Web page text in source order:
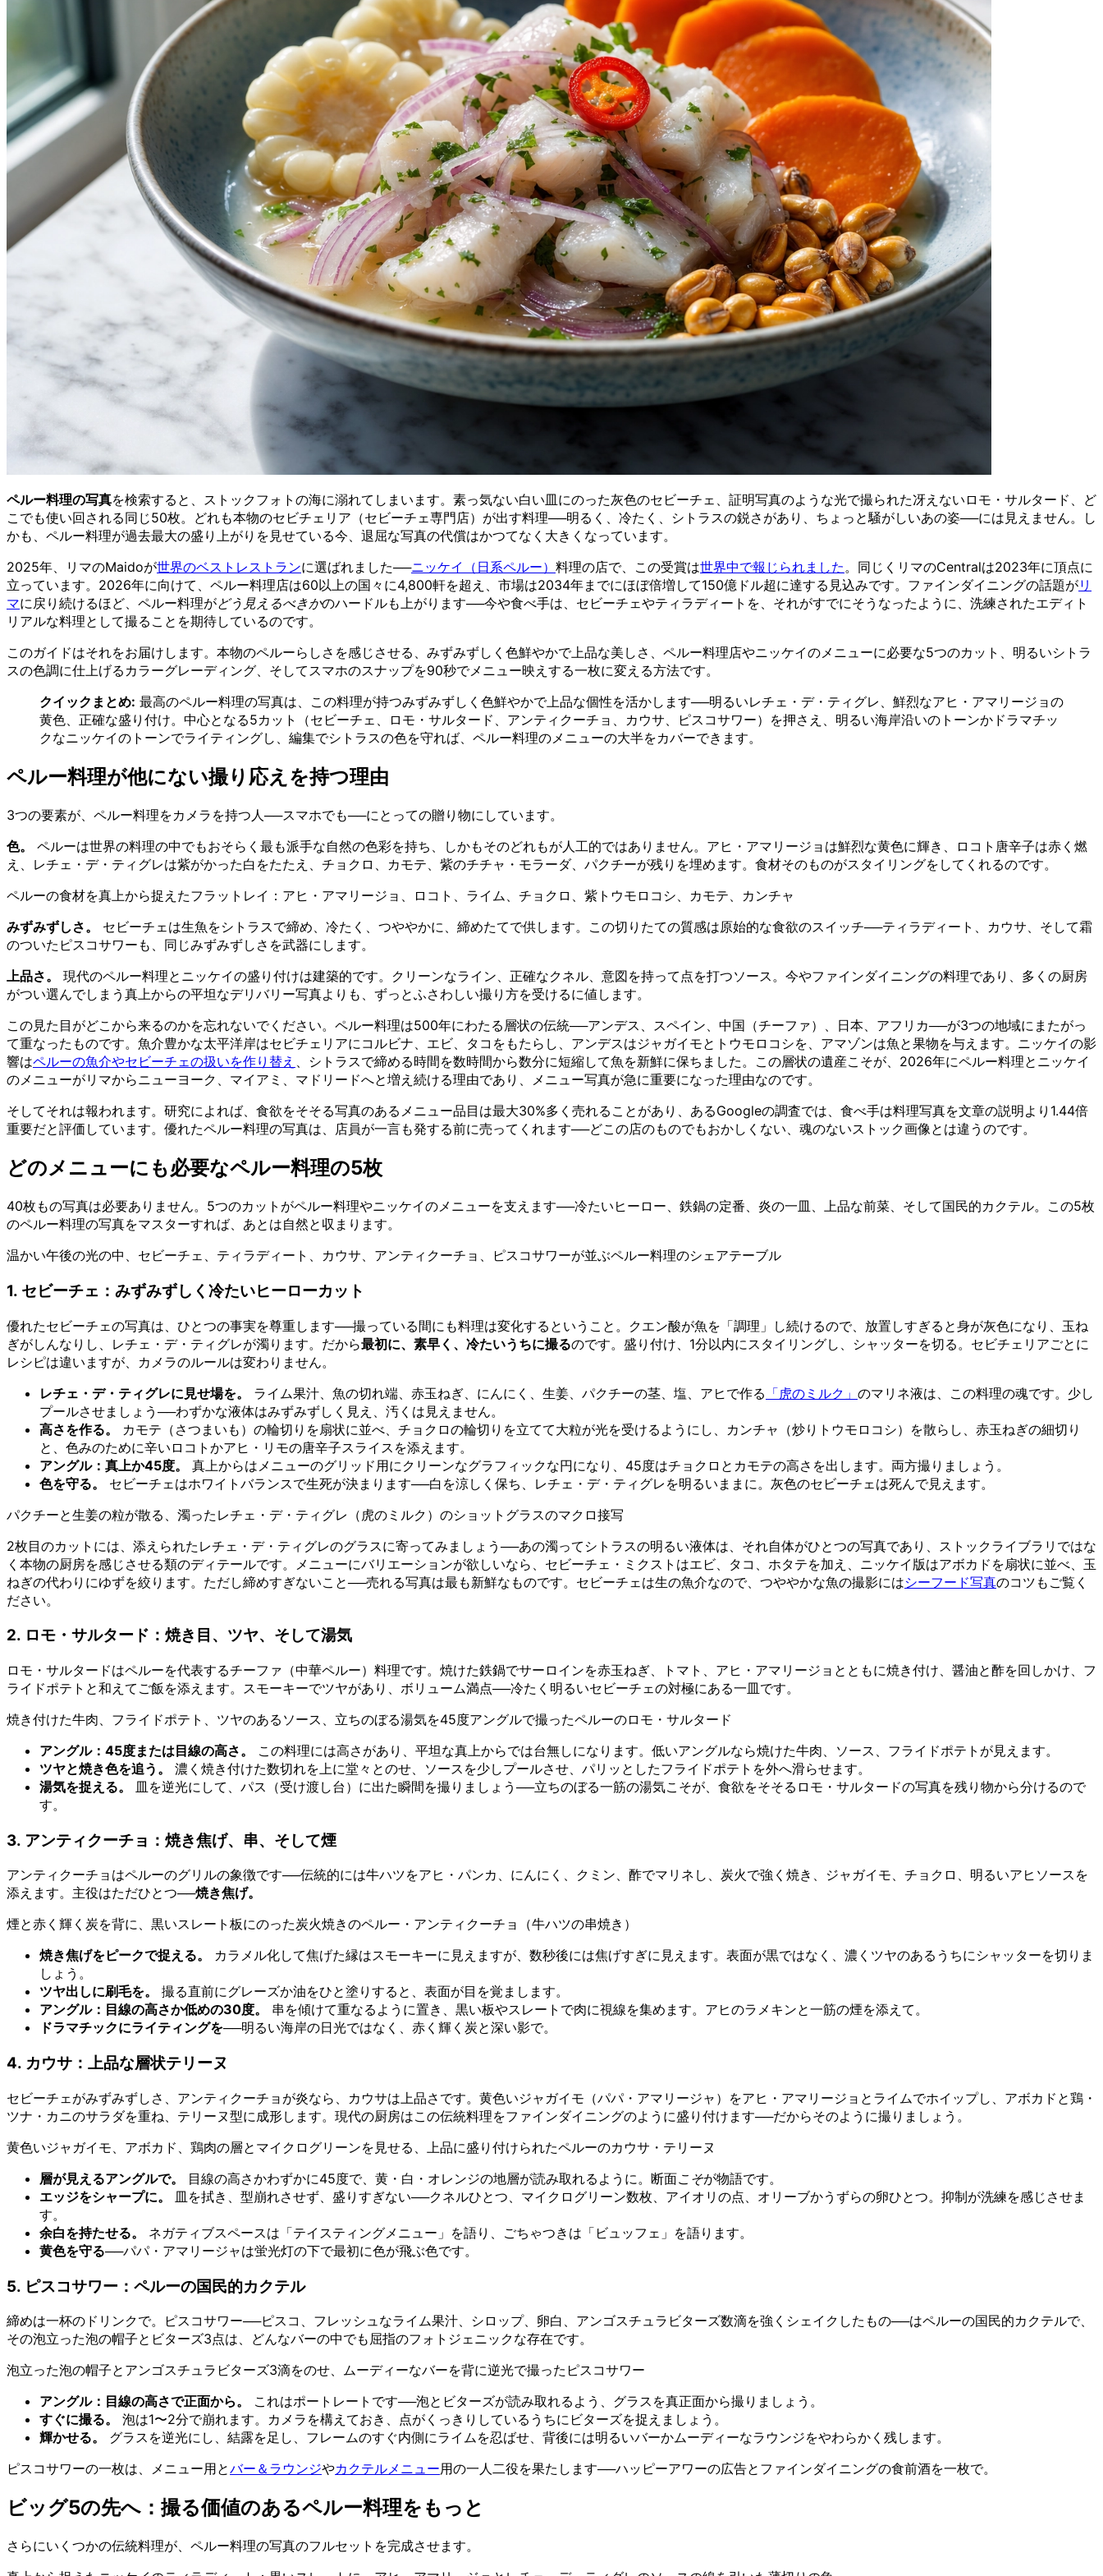
ペルー料理の写真を検索すると、ストックフォトの海に溺れてしまいます。素っ気ない白い皿にのった灰色のセビーチェ、証明写真のような光で撮られた冴えないロモ・サルタード、ど
こでも使い回される同じ50枚。どれも本物のセビチェリア（セビーチェ専門店）が出す料理──明るく、冷たく、シトラスの鋭さがあり、ちょっと騒がしいあの姿──には見えません。し
かも、ペルー料理が過去最大の盛り上がりを見せている今、退屈な写真の代償はかつてなく大きくなっています。
2025年、リマのMaidoが世界のベストレストランに選ばれました──ニッケイ（日系ペルー） 料理の店で、この受賞は世界中で報じられました。同じくリマのCentralは2023年に頂点に
立っています。2026年に向けて、ペルー料理店は60以上の国々に4,800軒を超え、市場は2034年までにほぼ倍増して150億ドル超に達する見込みです。ファインダイニングの話題がリ
マに戻り続けるほど、ペルー料理がどう見えるべきかのハードルも上がります──今や食べ手は、セビーチェやティラディートを、それがすでにそうなったように、洗練されたエディト
リアルな料理として撮ることを期待しているのです。
このガイドはそれをお届けします。本物のペルーらしさを感じさせる、みずみずしく色鮮やかで上品な美しさ、ペルー料理店やニッケイのメニューに必要な5つのカット、明るいシトラ
スの色調に仕上げるカラーグレーディング、そしてスマホのスナップを90秒でメニュー映えする一枚に変える方法です。
クイックまとめ: 最高のペルー料理の写真は、この料理が持つみずみずしく色鮮やかで上品な個性を活かします──明るいレチェ・デ・ティグレ、鮮烈なアヒ・アマリージョの
黄色、正確な盛り付け。中心となる5カット（セビーチェ、ロモ・サルタード、アンティクーチョ、カウサ、ピスコサワー）を押さえ、明るい海岸沿いのトーンかドラマチッ
クなニッケイのトーンでライティングし、編集でシトラスの色を守れば、ペルー料理のメニューの大半をカバーできます。
ペルー料理が他にない撮り応えを持つ理由
3つの要素が、ペルー料理をカメラを持つ人──スマホでも──にとっての贈り物にしています。
色。
ペルーは世界の料理の中でもおそらく最も派手な自然の色彩を持ち、しかもそのどれもが人工的ではありません。アヒ・アマリージョは鮮烈な黄色に輝き、ロコト唐辛子は赤く燃
え、レチェ・デ・ティグレは紫がかった白をたたえ、チョクロ、カモテ、紫のチチャ・モラーダ、パクチーが残りを埋めます。食材そのものがスタイリングをしてくれるのです。
ペルーの食材を真上から捉えたフラットレイ：アヒ・アマリージョ、ロコト、ライム、チョクロ、紫トウモロコシ、カモテ、カンチャ
みずみずしさ。
セビーチェは生魚をシトラスで締め、冷たく、つややかに、締めたてで供します。この切りたての質感は原始的な食欲のスイッチ──ティラディート、カウサ、そして霜
のついたピスコサワーも、同じみずみずしさを武器にします。
上品さ。
現代のペルー料理とニッケイの盛り付けは建築的です。クリーンなライン、正確なクネル、意図を持って点を打つソース。今やファインダイニングの料理であり、多くの厨房
がつい選んでしまう真上からの平坦なデリバリー写真よりも、ずっとふさわしい撮り方を受けるに値します。
この見た目がどこから来るのかを忘れないでください。ペルー料理は500年にわたる層状の伝統──アンデス、スペイン、中国（チーファ）、日本、アフリカ──が3つの地域にまたがっ
て重なったものです。魚介豊かな太平洋岸はセビチェリアにコルビナ、エビ、タコをもたらし、アンデスはジャガイモとトウモロコシを、アマゾンは魚と果物を与えます。ニッケイの影
響はペルーの魚介やセビーチェの扱いを作り替え 、シトラスで締める時間を数時間から数分に短縮して魚を新鮮に保ちました。この層状の遺産こそが、2026年にペルー料理とニッケイ
のメニューがリマからニューヨーク、マイアミ、マドリードへと増え続ける理由であり、メニュー写真が急に重要になった理由なのです。
そしてそれは報われます。研究によれば、食欲をそそる写真のあるメニュー品目は最大30%多く売れることがあり、あるGoogleの調査では、食べ手は料理写真を文章の説明より1.44倍
重要だと評価しています。優れたペルー料理の写真は、店員が一言も発する前に売ってくれます──どこの店のものでもおかしくない、魂のないストック画像とは違うのです。
どのメニューにも必要なペルー料理の5枚
40枚もの写真は必要ありません。5つのカットがペルー料理やニッケイのメニューを支えます──冷たいヒーロー、鉄鍋の定番、炎の一皿、上品な前菜、そして国民的カクテル。この5枚
のペルー料理の写真をマスターすれば、あとは自然と収まります。
温かい午後の光の中、セビーチェ、ティラディート、カウサ、アンティクーチョ、ピスコサワーが並ぶペルー料理のシェアテーブル
1. セビーチェ：みずみずしく冷たいヒーローカット
優れたセビーチェの写真は、ひとつの事実を尊重します──撮っている間にも料理は変化するということ。クエン酸が魚を「調理」し続けるので、放置しすぎると身が灰色になり、玉ね
ぎがしんなりし、レチェ・デ・ティグレが濁ります。だから最初に、素早く、冷たいうちに撮るのです。盛り付け、1分以内にスタイリングし、シャッターを切る。セビチェリアごとに
レシピは違いますが、カメラのルールは変わりません。
レチェ・デ・ティグレに見せ場を。
ライム果汁、魚の切れ端、赤玉ねぎ、にんにく、生姜、パクチーの茎、塩、アヒで作る 「虎のミルク」 のマリネ液は、この料理の魂です。少し
プールさせましょう──わずかな液体はみずみずしく見え、汚くは見えません。
高さを作る。
カモテ（さつまいも）の輪切りを扇状に並べ、チョクロの輪切りを立てて大粒が光を受けるようにし、カンチャ（炒りトウモロコシ）を散らし、赤玉ねぎの細切り
と、色みのために辛いロコトかアヒ・リモの唐辛子スライスを添えます。
アングル：真上か45度。
真上からはメニューのグリッド用にクリーンなグラフィックな円になり、45度はチョクロとカモテの高さを出します。両方撮りましょう。
色を守る。
セビーチェはホワイトバランスで生死が決まります──白を涼しく保ち、レチェ・デ・ティグレを明るいままに。灰色のセビーチェは死んで見えます。
パクチーと生姜の粒が散る、濁ったレチェ・デ・ティグレ（虎のミルク）のショットグラスのマクロ接写
2枚目のカットには、添えられたレチェ・デ・ティグレのグラスに寄ってみましょう──あの濁ってシトラスの明るい液体は、それ自体がひとつの写真であり、ストックライブラリではな
く本物の厨房を感じさせる類のディテールです。メニューにバリエーションが欲しいなら、セビーチェ・ミクストはエビ、タコ、ホタテを加え、ニッケイ版はアボカドを扇状に並べ、玉
ねぎの代わりにゆずを絞ります。ただし締めすぎないこと──売れる写真は最も新鮮なものです。セビーチェは生の魚介なので、つややかな魚の撮影にはシーフード写真のコツもご覧く
ださい。
2. ロモ・サルタード：焼き目、ツヤ、そして湯気
ロモ・サルタードはペルーを代表するチーファ（中華ペルー）料理です。焼けた鉄鍋でサーロインを赤玉ねぎ、トマト、アヒ・アマリージョとともに焼き付け、醤油と酢を回しかけ、フ
ライドポテトと和えてご飯を添えます。スモーキーでツヤがあり、ボリューム満点──冷たく明るいセビーチェの対極にある一皿です。
焼き付けた牛肉、フライドポテト、ツヤのあるソース、立ちのぼる湯気を45度アングルで撮ったペルーのロモ・サルタード
アングル：45度または目線の高さ。
この料理には高さがあり、平坦な真上からでは台無しになります。低いアングルなら焼けた牛肉、ソース、フライドポテトが見えます。
ツヤと焼き色を追う。
濃く焼き付けた数切れを上に堂々とのせ、ソースを少しプールさせ、パリッとしたフライドポテトを外へ滑らせます。
湯気を捉える。
皿を逆光にして、パス（受け渡し台）に出た瞬間を撮りましょう──立ちのぼる一筋の湯気こそが、食欲をそそるロモ・サルタードの写真を残り物から分けるので
す。
3. アンティクーチョ：焼き焦げ、串、そして煙
アンティクーチョはペルーのグリルの象徴です──伝統的には牛ハツをアヒ・パンカ、にんにく、クミン、酢でマリネし、炭火で強く焼き、ジャガイモ、チョクロ、明るいアヒソースを
添えます。主役はただひとつ──焼き焦げ。
煙と赤く輝く炭を背に、黒いスレート板にのった炭火焼きのペルー・アンティクーチョ（牛ハツの串焼き）
焼き焦げをピークで捉える。
カラメル化して焦げた縁はスモーキーに見えますが、数秒後には焦げすぎに見えます。表面が黒ではなく、濃くツヤのあるうちにシャッターを切りま
しょう。
ツヤ出しに刷毛を。
撮る直前にグレーズか油をひと塗りすると、表面が目を覚まします。
アングル：目線の高さか低めの30度。
串を傾けて重なるように置き、黒い板やスレートで肉に視線を集めます。アヒのラメキンと一筋の煙を添えて。
ドラマチックにライティングを──明るい海岸の日光ではなく、赤く輝く炭と深い影で。
4. カウサ：上品な層状テリーヌ
セビーチェがみずみずしさ、アンティクーチョが炎なら、カウサは上品さです。黄色いジャガイモ（パパ・アマリージャ）をアヒ・アマリージョとライムでホイップし、アボカドと鶏・
ツナ・カニのサラダを重ね、テリーヌ型に成形します。現代の厨房はこの伝統料理をファインダイニングのように盛り付けます──だからそのように撮りましょう。
黄色いジャガイモ、アボカド、鶏肉の層とマイクログリーンを見せる、上品に盛り付けられたペルーのカウサ・テリーヌ
層が見えるアングルで。
目線の高さかわずかに45度で、黄・白・オレンジの地層が読み取れるように。断面こそが物語です。
エッジをシャープに。
皿を拭き、型崩れさせず、盛りすぎない──クネルひとつ、マイクログリーン数枚、アイオリの点、オリーブかうずらの卵ひとつ。抑制が洗練を感じさせま
す。
余白を持たせる。
ネガティブスペースは「テイスティングメニュー」を語り、ごちゃつきは「ビュッフェ」を語ります。
黄色を守る──パパ・アマリージャは蛍光灯の下で最初に色が飛ぶ色です。
5. ピスコサワー：ペルーの国民的カクテル
締めは一杯のドリンクで。ピスコサワー──ピスコ、フレッシュなライム果汁、シロップ、卵白、アンゴスチュラビターズ数滴を強くシェイクしたもの──はペルーの国民的カクテルで、
その泡立った泡の帽子とビターズ3点は、どんなバーの中でも屈指のフォトジェニックな存在です。
泡立った泡の帽子とアンゴスチュラビターズ3滴をのせ、ムーディーなバーを背に逆光で撮ったピスコサワー
アングル：目線の高さで正面から。
これはポートレートです──泡とビターズが読み取れるよう、グラスを真正面から撮りましょう。
すぐに撮る。
泡は1〜2分で崩れます。カメラを構えておき、点がくっきりしているうちにビターズを捉えましょう。
輝かせる。
グラスを逆光にし、結露を足し、フレームのすぐ内側にライムを忍ばせ、背後には明るいバーかムーディーなラウンジをやわらかく残します。
ピスコサワーの一枚は、メニュー用とバー＆ラウンジやカクテルメニュー用の一人二役を果たします──ハッピーアワーの広告とファインダイニングの食前酒を一枚で。
ビッグ5の先へ：撮る価値のあるペルー料理をもっと
さらにいくつかの伝統料理が、ペルー料理の写真のフルセットを完成させます。